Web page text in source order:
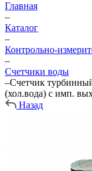
Главная
–
Каталог
–
Контрольно-
–
Счетчики воды
–Счетчик
(хол.вода) с имп.
Назад